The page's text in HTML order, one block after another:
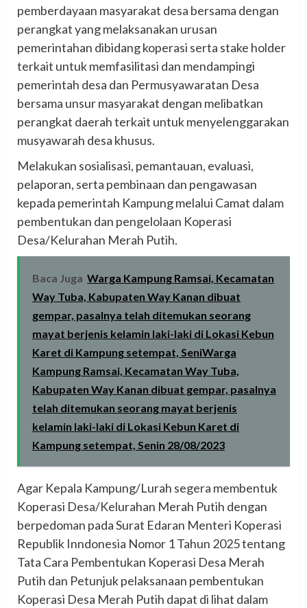
pemberdayaan masyarakat desa bersama dengan
perangkat yang melaksanakan urusan
pemerintahan dibidang koperasi serta stake holder
terkait untuk memfasilitasi dan mendampingi
pemerintah desa dan Permusyawaratan Desa
bersama unsur masyarakat dengan melibatkan
perangkat daerah terkait untuk menyelenggarakan
musyawarah desa khusus.
Melakukan sosialisasi, pemantauan, evaluasi,
pelaporan, serta pembinaan dan pengawasan
kepada pemerintah Kampung melalui Camat dalam
pembentukan dan pengelolaan Koperasi
Desa/Kelurahan Merah Putih.
Baca Juga Warga Kampung Ramsai, Kecamatan
Way Tuba, Kabupaten Way Kanan dibuat
gempar, pasalnya telah ditemukan seorang
mayat berjenis kelamin laki-laki di Lokasi Kebun
Karet di Kampung setempat, SeniWarga
Kampung Ramsai, Kecamatan Way Tuba,
Kabupaten Way Kanan dibuat gempar, pasalnya
telah ditemukan seorang mayat berjenis
kelamin laki-laki di Lokasi Kebun Karet di
Kampung setempat, Senin 28/08/2023
Agar Kepala Kampung/Lurah segera membentuk
Koperasi Desa/Kelurahan Merah Putih dengan
berpedoman pada Surat Edaran Menteri Koperasi
Republik Inndonesia Nomor 1 Tahun 2025 tentang
Tata Cara Pembentukan Koperasi Desa Merah
Putih dan Petunjuk pelaksanaan pembentukan
Koperasi Desa Merah Putih dapat di lihat dalam